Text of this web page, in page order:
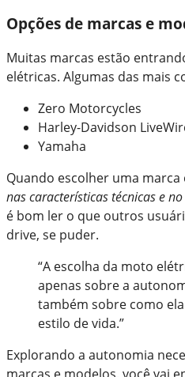
Opções de marcas e
Muitas marcas estão
elétricas. Algumas das mais
Zero Motorcycles
Harley-Davidson
Yamaha
Quando escolher uma marca
nas características técnicas e
é bom ler o que outros
drive, se puder.
“A escolha da moto
apenas sobre a
também sobre como
estilo de vida.”
Explorando a autonomia